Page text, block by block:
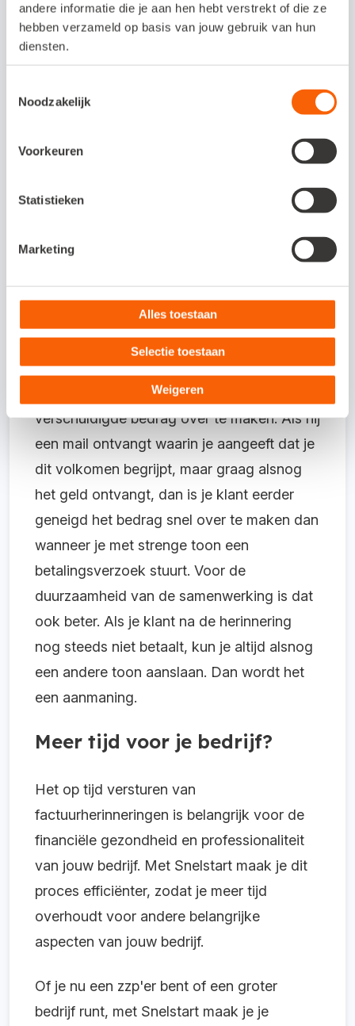
andere informatie die je aan hen hebt verstrekt of die ze
hebben verzameld op basis van jouw gebruik van hun
diensten.
Noodzakelijk
Voorkeuren
Statistieken
Marketing
Alles toestaan
Selectie toestaan
Weigeren
precies gaat.
Rekeningnummer niet goed vermelden
Maak het je klant zo makkelijk mogelijk om
te betalen. Zet je IBAN-nummer duidelijk op
de factuur en/of in je e-mail. Als de klant
ernaar moet zoeken, is de kans groter dat
hij het uitstelt en misschien wéér niet op tijd
betaalt. Nog beter: voeg een betaallink toe,
zodat je klant het bedrag direct kan
Verkeerde toon gebruiken
Een klant die niet op tijd betaalt, doet dit
vaak niet met opzet. Meestal is het hem
gewoon ontschoten om op tijd het
verschuldigde bedrag over te maken. Als hij
een mail ontvangt waarin je aangeeft dat je
dit volkomen begrijpt, maar graag alsnog
het geld ontvangt, dan is je klant eerder
geneigd het bedrag snel over te maken dan
wanneer je met strenge toon een
betalingsverzoek stuurt. Voor de
duurzaamheid van de samenwerking is dat
ook beter. Als je klant na de herinnering
nog steeds niet betaalt, kun je altijd alsnog
een andere toon aanslaan. Dan wordt het
een aanmaning.
Meer tijd voor je bedrijf?
Het op tijd versturen van
factuurherinneringen is belangrijk voor de
financiële gezondheid en professionaliteit
van jouw bedrijf. Met Snelstart maak je dit
proces efficiënter, zodat je meer tijd
overhoudt voor andere belangrijke
aspecten van jouw bedrijf.
Of je nu een zzp'er bent of een groter
bedrijf runt, met Snelstart maak je je